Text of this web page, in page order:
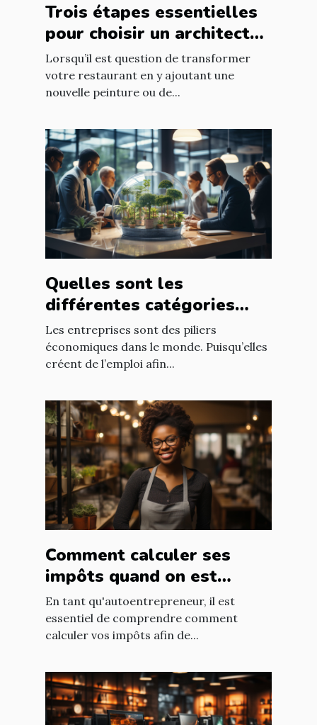
Trois étapes essentielles
pour choisir un architecte
d’intérieur
Lorsqu’il est question de transformer
votre restaurant en y ajoutant une
nouvelle peinture ou de...
Quelles sont les
différentes catégories
d’entreprise ?
Les entreprises sont des piliers
économiques dans le monde. Puisqu’elles
créent de l’emploi afin...
Comment calculer ses
impôts quand on est
autoentrepreneur ?
En tant qu'autoentrepreneur, il est
essentiel de comprendre comment
calculer vos impôts afin de...